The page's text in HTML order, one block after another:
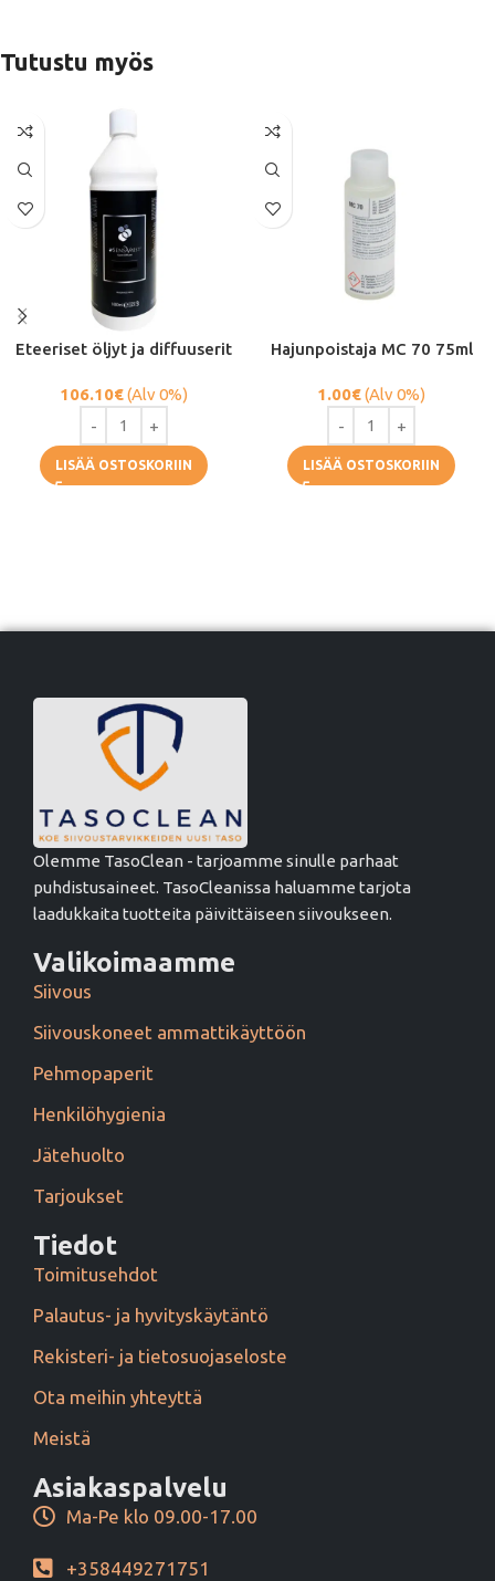
Tutustu myös
Eteeriset öljyt ja diffuuserit
106.10€(Alv 0%)
LISÄÄ OSTOSKORIIN
Hajunpoistaja MC 70 75ml
1.00€(Alv 0%)
LISÄÄ OSTOSKORIIN
Olemme TasoClean - tarjoamme sinulle parhaat
puhdistusaineet. TasoCleanissa haluamme tarjota
laadukkaita tuotteita päivittäiseen siivoukseen.
Valikoimaamme
Siivous
Siivouskoneet ammattikäyttöön
Pehmopaperit
Henkilöhygienia
Jätehuolto
Tarjoukset
Tiedot
Toimitusehdot
Palautus- ja hyvityskäytäntö
Rekisteri- ja tietosuojaseloste
Ota meihin yhteyttä
Meistä
Asiakaspalvelu
Ma-Pe klo 09.00-17.00
+358449271751